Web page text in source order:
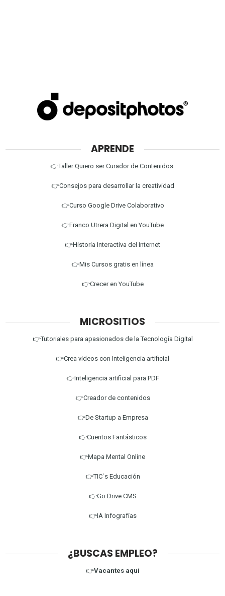
APRENDE
👉Taller Quiero ser Curador de Contenidos.
👉Consejos para desarrollar la creatividad
👉Curso Google Drive Colaborativo
👉Franco Utrera Digital en YouTube
👉Historia Interactiva del Internet
👉Mis Cursos gratis en línea
👉Crecer en YouTube
MICROSITIOS
👉Tutoriales para apasionados de la Tecnología Digital
👉Crea videos con Inteligencia artificial
👉Inteligencia artificial para PDF
👉Creador de contenidos
👉De Startup a Empresa
👉Cuentos Fantásticos
👉Mapa Mental Online
👉TIC´s Educación
👉Go Drive CMS
👉IA Infografías
¿BUSCAS EMPLEO?
👉Vacantes aquí